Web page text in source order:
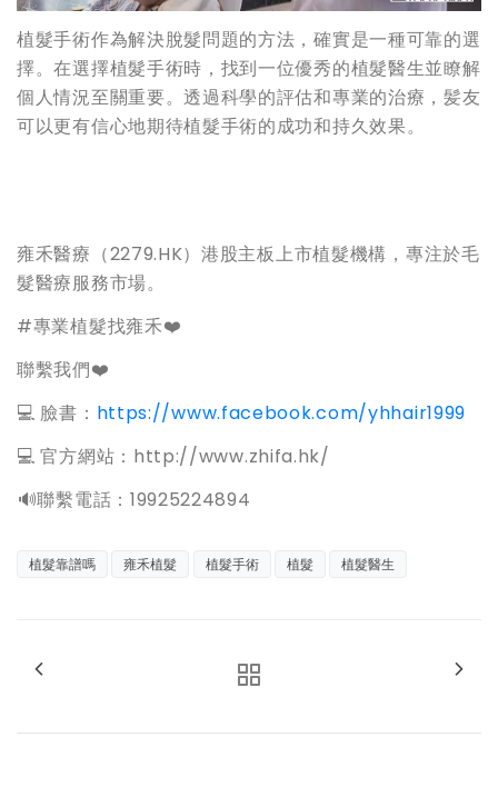
植髮手術作為解決脫髮問題的方法，確實是一種可靠的選
擇。在選擇植髮手術時，找到一位優秀的植髮醫生並瞭解
個人情況至關重要。透過科學的評估和專業的治療，髪友
可以更有信心地期待植髮手術的成功和持久效果。
雍禾醫療（2279.HK）港股主板上市植髮機構，專注於毛
髮醫療服務市場。
#專業植髮找雍禾❤️
聯繫我們❤️
💻 臉書： https://www.facebook.com/yhhair1999
💻 官方網站：http://www.zhifa.hk/
️🔊聯繫電話：19925224894
植髮靠譜嗎 雍禾植髮 植髮手術 植髮 植髮醫生